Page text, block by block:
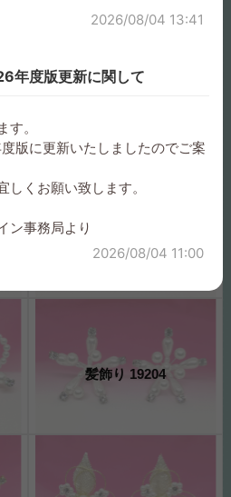
髪飾り 19202
髪飾り 19204
2026/08/04 13:41
年度版更新に関して
。
版に更新いたしましたのでご案
しくお願い致します。
ン事務局より
2026/08/04 11:00